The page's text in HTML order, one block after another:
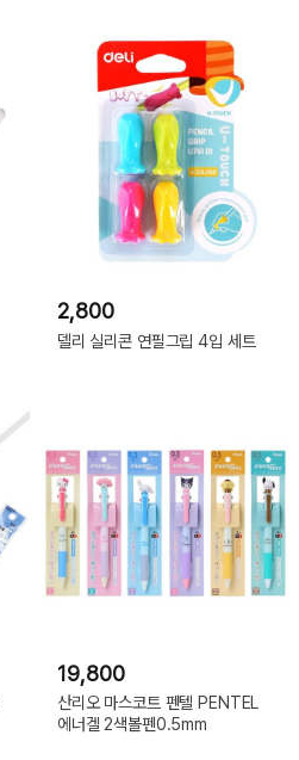
2,800
델리 실리콘 연필그립 4입 세트
19,800
산리오 마스코트 펜텔 PENTEL
에너겔 2색볼펜0.5mm